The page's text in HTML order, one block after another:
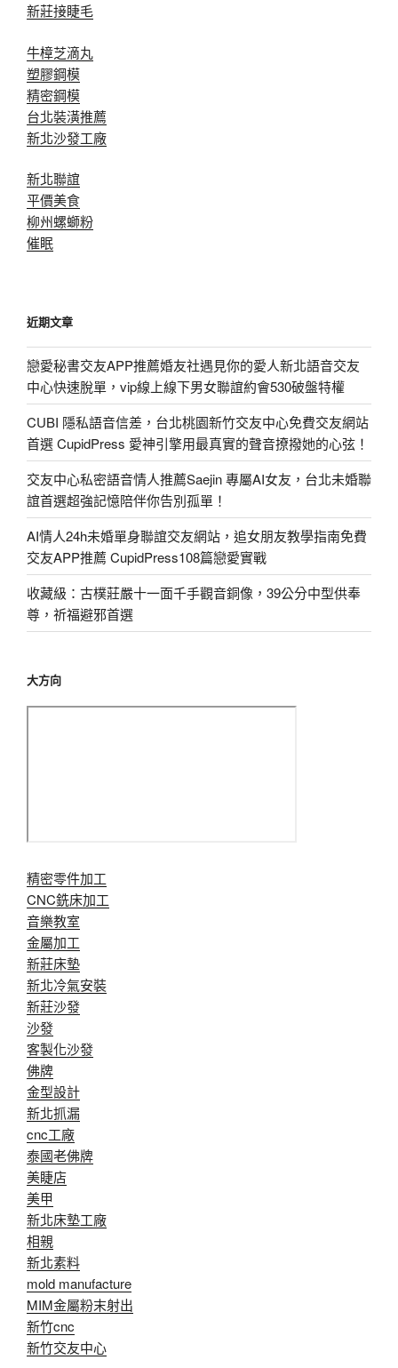
新莊接睫毛
牛樟芝滴丸
塑膠鋼模
精密鋼模
台北裝潢推薦
新北沙發工廠
新北聯誼
平價美食
柳州螺螄粉
催眠
近期文章
戀愛秘書交友APP推薦婚友社遇見你的愛人新北語音交友
中心快速脫單，vip線上線下男女聯誼約會530破盤特權
CUBI 隱私語音信差，台北桃園新竹交友中心免費交友網站
首選 CupidPress 愛神引擎用最真實的聲音撩撥她的心弦！
交友中心私密語音情人推薦Saejin 專屬AI女友，台北未婚聯
誼首選超強記憶陪伴你告別孤單！
AI情人24h未婚單身聯誼交友網站，追女朋友教學指南免費
交友APP推薦 CupidPress108篇戀愛實戰
收藏級：古樸莊嚴十一面千手觀音銅像，39公分中型供奉
尊，祈福避邪首選
大方向
精密零件加工
CNC銑床加工
音樂教室
金屬加工
新莊床墊
新北冷氣安裝
新莊沙發
沙發
客製化沙發
佛牌
金型設計
新北抓漏
cnc工廠
泰國老佛牌
美睫店
美甲
新北床墊工廠
相親
新北素料
mold manufacture
MIM金屬粉末射出
新竹cnc
新竹交友中心